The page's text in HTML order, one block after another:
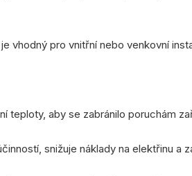
vhodný pro vnitřní nebo venkovní
teploty, aby se zabránilo poruchám
snižuje náklady na elektřinu a